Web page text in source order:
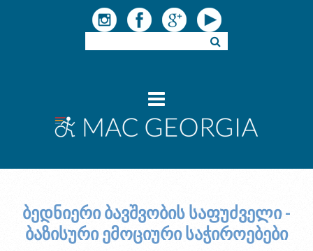
ბედნიერი ბავშვობის საფუძველი -
ბაზისური ემოციური საჭიროებები